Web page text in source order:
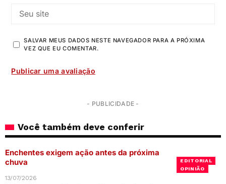
SALVAR MEUS DADOS NESTE NAVEGADOR PARA A PRÓXIMA
VEZ QUE EU COMENTAR.
- PUBLICIDADE -
Você também deve conferir
EDITORIAL
OPINIÃO
Enchentes exigem ação antes da próxima
chuva
13/07/2026